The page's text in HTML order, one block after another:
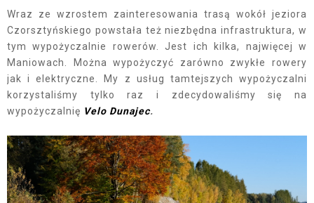
Wraz ze wzrostem zainteresowania trasą wokół jeziora
Czorsztyńskiego powstała też niezbędna infrastruktura, w
tym wypożyczalnie rowerów. Jest ich kilka, najwięcej w
Maniowach. Można wypożyczyć zarówno zwykłe rowery
jak i elektryczne. My z usług tamtejszych wypożyczalni
korzystaliśmy tylko raz i zdecydowaliśmy się na
wypożyczalnię Velo Dunajec.